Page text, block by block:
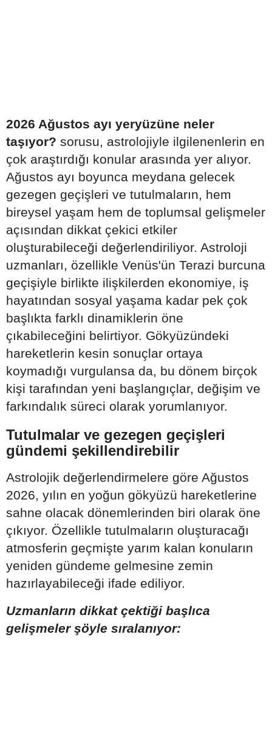
2026 Ağustos ayı yeryüzüne neler
taşıyor? sorusu, astrolojiyle ilgilenenlerin en
çok araştırdığı konular arasında yer alıyor.
Ağustos ayı boyunca meydana gelecek
gezegen geçişleri ve tutulmaların, hem
bireysel yaşam hem de toplumsal gelişmeler
açısından dikkat çekici etkiler
oluşturabileceği değerlendiriliyor. Astroloji
uzmanları, özellikle Venüs'ün Terazi burcuna
geçişiyle birlikte ilişkilerden ekonomiye, iş
hayatından sosyal yaşama kadar pek çok
başlıkta farklı dinamiklerin öne
çıkabileceğini belirtiyor. Gökyüzündeki
hareketlerin kesin sonuçlar ortaya
koymadığı vurgulansa da, bu dönem birçok
kişi tarafından yeni başlangıçlar, değişim ve
farkındalık süreci olarak yorumlanıyor.
Tutulmalar ve gezegen geçişleri
gündemi şekillendirebilir
Astrolojik değerlendirmelere göre Ağustos
2026, yılın en yoğun gökyüzü hareketlerine
sahne olacak dönemlerinden biri olarak öne
çıkıyor. Özellikle tutulmaların oluşturacağı
atmosferin geçmişte yarım kalan konuların
yeniden gündeme gelmesine zemin
hazırlayabileceği ifade ediliyor.
Uzmanların dikkat çektiği başlıca
gelişmeler şöyle sıralanıyor: